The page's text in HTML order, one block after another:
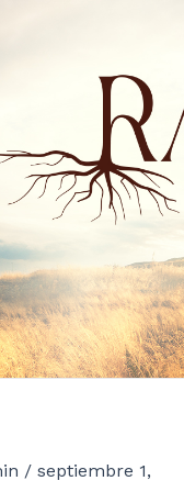
/ septiembre 1,